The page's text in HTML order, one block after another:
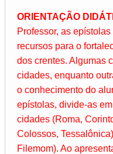
ORIENTAÇÃO
Professor, as
recursos para o
dos crentes. Algumas
cidades, enquanto
o conhecimento do
epístolas, divide-as
cidades (Roma,
Colossos,
Filemom). Ao